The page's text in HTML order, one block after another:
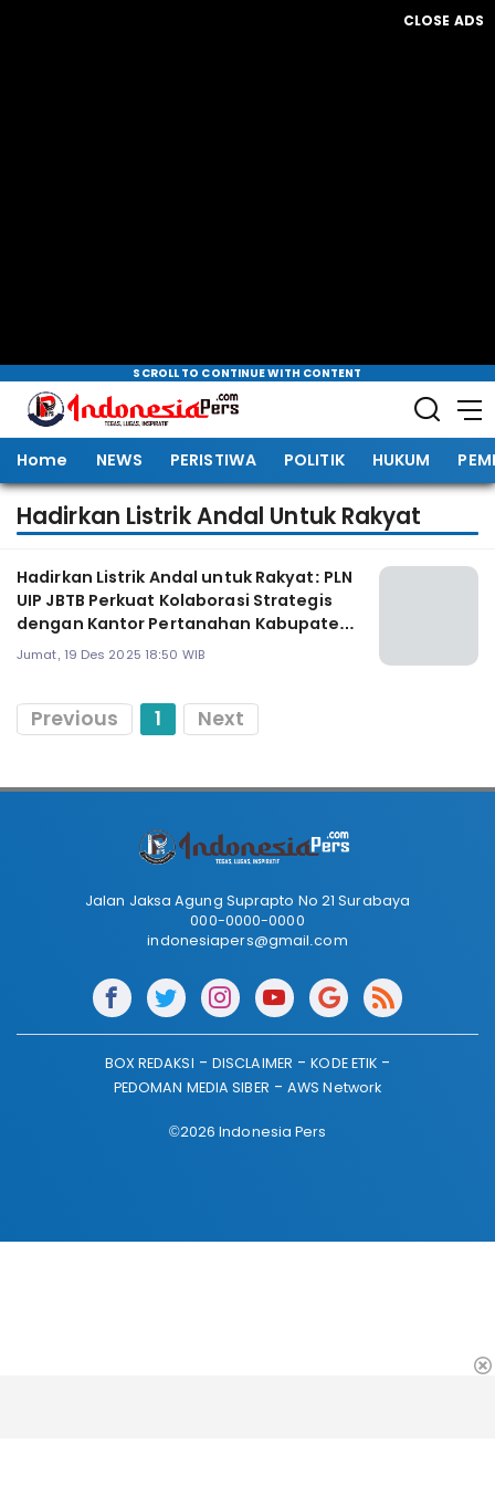
CLOSE ADS
SCROLL TO CONTINUE WITH CONTENT
Home NEWS PERISTIWA POLITIK HUKUM
Hadirkan Listrik Andal Untuk Rakyat
Hadirkan Listrik Andal untuk Rakyat: PLN
UIP JBTB Perkuat Kolaborasi Strategis
dengan Kantor Pertanahan Kabupaten
Klaten
Jumat, 19 Des 2025 18:50 WIB
Previous 1 Next
Jalan Jaksa Agung Suprapto No 21 Surabaya
000-0000-0000
indonesiapers@gmail.com
BOX REDAKSI DISCLAIMER
KODE ETIK
PEDOMAN MEDIA SIBER
AWS Network
©2026 Indonesia Pers